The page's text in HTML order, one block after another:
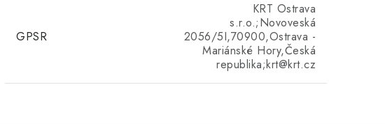
GPSR
KRT Ostrava
s.r.o.;Novoveská
2056/5I,70900,Ostrava -
Mariánské Hory,Česká
republika;krt@krt.cz